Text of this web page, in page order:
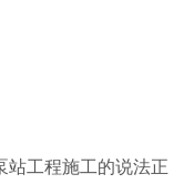
站工程施工的说法正